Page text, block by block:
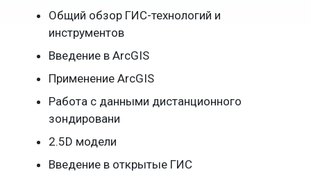
Общий обзор ГИС-технологий и
инструментов
Введение в ArcGIS
Применение ArcGIS
Работа с данными дистанционного
зондировани
2.5D модели
Введение в открытые ГИС